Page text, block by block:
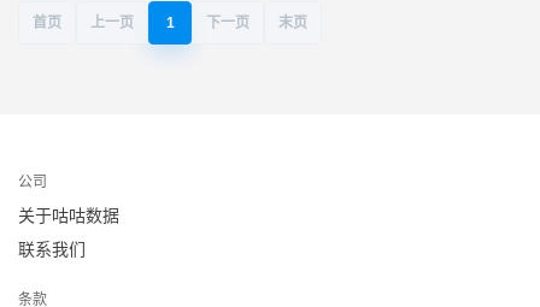
首页 上一页 1 下一页 末页
公司
关于咕咕数据
联系我们
条款